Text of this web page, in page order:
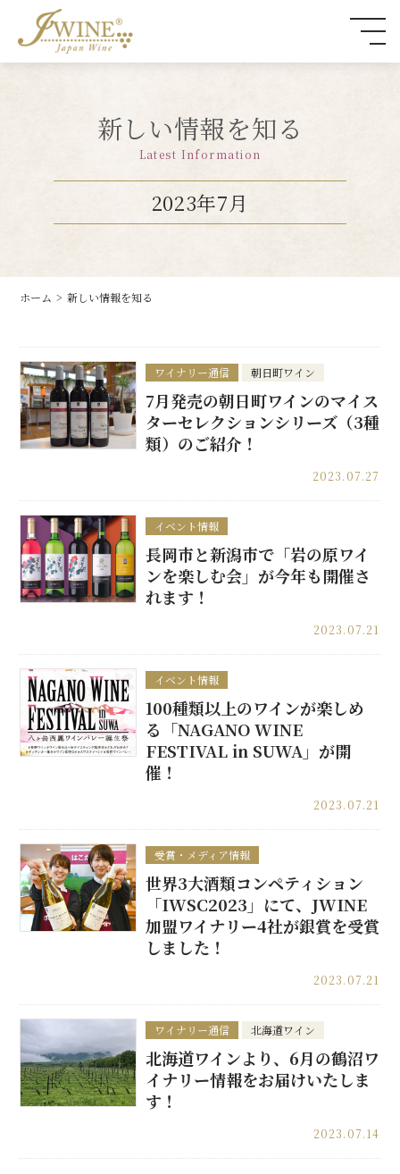
新しい情報を知る
Latest Information
2023年7月
ホーム 新しい情報を知る
ワイナリー通信 朝日町ワイン
7月発売の朝日町ワインのマイス
ターセレクションシリーズ（3種
類）のご紹介！
2023.07.27
イベント情報
長岡市と新潟市で「岩の原ワイ
ンを楽しむ会」が今年も開催さ
れます！
2023.07.21
イベント情報
100種類以上のワインが楽しめ
る「NAGANO WINE
FESTIVAL in SUWA」が開
催！
2023.07.21
受賞・メディア情報
世界3大酒類コンペティション
「IWSC2023」にて、JWINE
加盟ワイナリー4社が銀賞を受賞
しました！
2023.07.21
ワイナリー通信 北海道ワイン
北海道ワインより、6月の鶴沼ワ
イナリー情報をお届けいたしま
す！
2023.07.14